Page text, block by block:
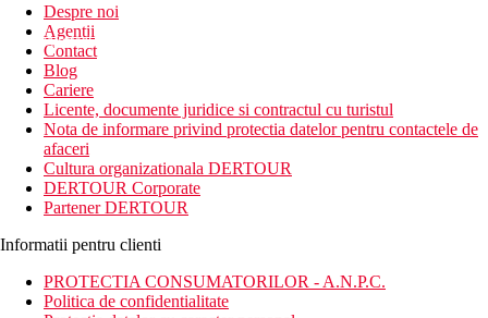
newsletter!
Despre noi
Agentii
Contact
Blog
Cariere
Licente, documente juridice si contractul cu turistul
Nota de informare privind protectia datelor pentru contactele de
afaceri
Cultura organizationala DERTOUR
DERTOUR Corporate
Partener DERTOUR
Informatii pentru clienti
PROTECTIA CONSUMATORILOR - A.N.P.C.
Politica de confidentialitate